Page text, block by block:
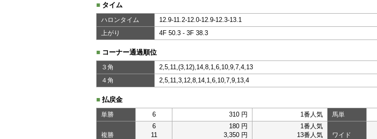
■ タイム
ハロンタイム
12.9-11.2-12.0-12.9-12.3-13.1
上がり
4F 50.3 - 3F 38.3
■ コーナー通過順位
３角
2,5,11,(3,12),14,8,1,6,10,9,7,4,13
４角
2,5,11,3,12,8,14,1,6,10,7,9,13,4
■ 払戻金
単勝 6 310 円 1番人気 馬単
複勝
6
11
180 円
3,350 円
1番人気
13番人気
ワイド